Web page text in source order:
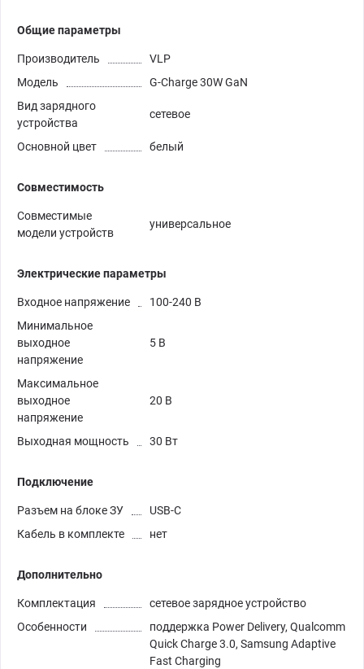
Общие параметры
Производитель
VLP
Модель
G-Charge 30W GaN
Вид зарядного
устройства
сетевое
Основной цвет белый
Совместимость
Совместимые
модели устройств
универсальное
Электрические параметры
Входное напряжение
100-240 В
Минимальное
выходное
напряжение
5 В
Максимальное
выходное
напряжение
20 В
Выходная мощность 30 Вт
Подключение
Разъем на блоке ЗУ
USB-C
Кабель в комплекте
нет
Дополнительно
Комплектация
сетевое зарядное устройство
Особенности
поддержка Power Delivery, Qualcomm
Quick Charge 3.0, Samsung Adaptive
Fast Charging